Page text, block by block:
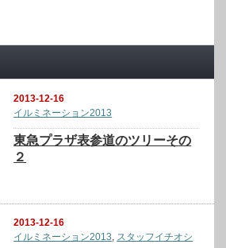
2013-12-16
イルミネーション2013
東急プラザ表参道のツリーその
２
2013-12-16
イルミネーション2013, スタッフイチオシ